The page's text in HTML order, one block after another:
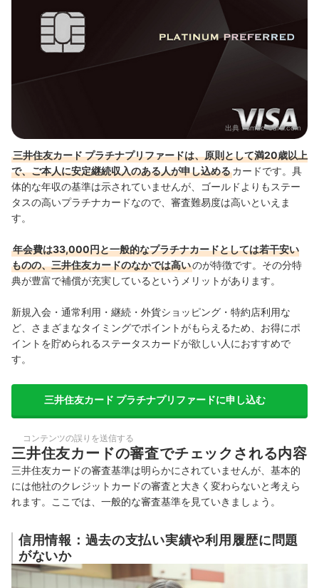
出典：smbc-card.com
三井住友カード プラチナプリファードは、原則として満20歳以上
で、ご本人に安定継続収入のある人が申し込めるカードです。具
体的な年収の基準は示されていませんが、ゴールドよりもステー
タスの高いプラチナカードなので、審査難易度は高いといえま
す。
年会費は33,000円と一般的なプラチナカードとしては若干安い
ものの、三井住友カードのなかでは高いのが特徴です。その分特
典が豊富で補償が充実しているというメリットがあります。
新規入会・通常利用・継続・外貨ショッピング・特約店利用な
ど、さまざまなタイミングでポイントがもらえるため、お得にポ
イントを貯められるステータスカードが欲しい人におすすめで
す。
三井住友カード プラチナプリファードに申し込む
コンテンツの誤りを送信する
三井住友カードの審査でチェックされる内容
三井住友カードの審査基準は明らかにされていませんが、基本的
には他社のクレジットカードの審査と大きく変わらないと考えら
れます。ここでは、一般的な審査基準を見ていきましょう。
信用情報：過去の支払い実績や利用履歴に問題
がないか